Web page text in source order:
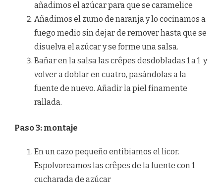
añadimos el azúcar para que se caramelice
Añadimos el zumo de naranja y lo cocinamos a
fuego medio sin dejar de remover hasta que se
disuelva el azúcar y se forme una salsa.
Bañar en la salsa las crêpes desdobladas 1 a 1 y
volver a doblar en cuatro, pasándolas a la
fuente de nuevo. Añadir la piel finamente
rallada.
Paso 3: montaje
En un cazo pequeño entibiamos el licor.
Espolvoreamos las crêpes de la fuente con 1
cucharada de azúcar